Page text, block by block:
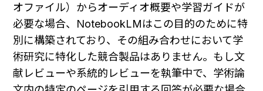
オファイル）からオーディオ概要や学習ガイドが
必要な場合、NotebookLMはこの目的のために特
別に構築されており、その組み合わせにおいて学
術研究に特化した競合製品はありません。もし文
献レビューや系統的レビューを執筆中で、学術論